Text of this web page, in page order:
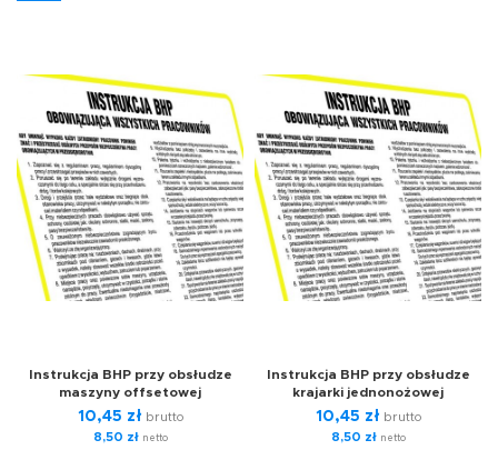
Instrukcja BHP przy obsłudze
maszyny offsetowej
10,45 zł brutto
8,50 złnetto
Instrukcja BHP przy obsłudze
krajarki jednonożowej
10,45 zł brutto
8,50 złnetto